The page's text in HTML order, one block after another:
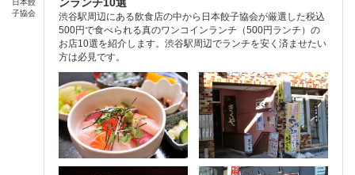
日本餃
子協会
渋谷駅周辺にある飲食店の中から日本餃子協会が厳選した税込
500円で食べられる真のワンコインランチ（500円ランチ）の
お店10選を紹介します。渋谷駅周辺でランチを安く済ませたい
方は必見です。